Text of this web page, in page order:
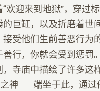
欢迎来到地狱”，穿过标
巨缸，以及折磨着世
受他们生前善恶行为
行，你就会受到惩罚
寺庙中描绘了许多这
神——端坐于此，通过